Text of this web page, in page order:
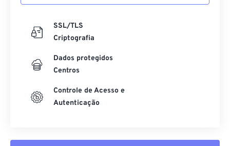
SSL/TLS
Criptografia
Dados protegidos
Centros
Controle de Acesso e
Autenticação